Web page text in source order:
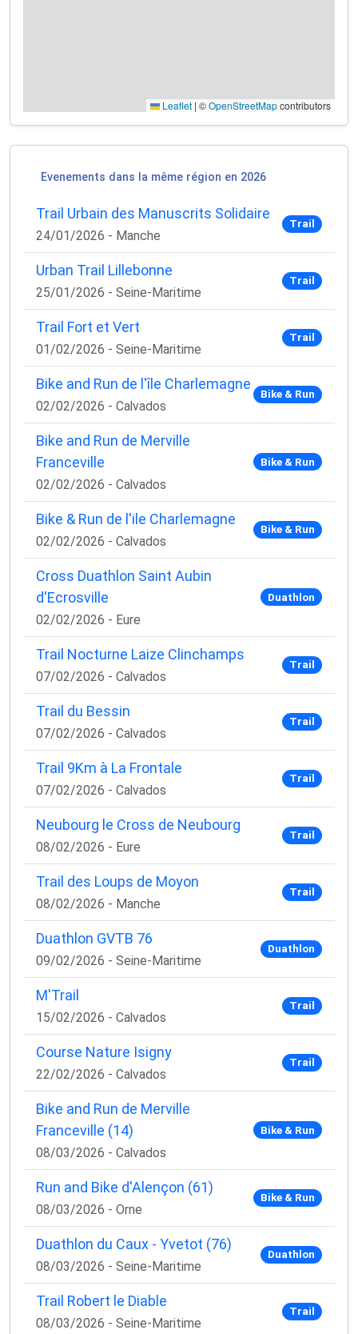
×
🚴‍♂️ Rejoignez la communauté des coureurs
et triathlètes passionnés
recevez chaque mois :
✅ Des conseils d'entraînement exclusifs
✅ Des astuces de pros pour progresser plus vite
✅ Les dernières tendances matos & nutrition
✅ Descodes promo et bons plans partenaires
Email
Aucun spam, vous pouvez vous désinscrire à tout
Leaflet | ©OpenStreetMapcontributors
Evenements dans la même région en 2026
Trail Urbain des Manuscrits Solidaire
24/01/2026 - Manche
Trail
Urban Trail Lillebonne
25/01/2026 - Seine-Maritime
Trail
Trail Fort et Vert
01/02/2026 - Seine-Maritime
Trail
Bike and Run de l'île Charlemagne
02/02/2026 - Calvados
Bike & Run
Bike and Run de Merville
Franceville
02/02/2026 - Calvados
Bike & Run
Bike & Run de l'ile Charlemagne
02/02/2026 - Calvados
Bike & Run
Cross Duathlon Saint Aubin
d'Ecrosville
02/02/2026 - Eure
Duathlon
Trail Nocturne Laize Clinchamps
07/02/2026 - Calvados
Trail
Trail du Bessin
07/02/2026 - Calvados
Trail
Trail 9Km à La Frontale
07/02/2026 - Calvados
Trail
Neubourg le Cross de Neubourg
08/02/2026 - Eure
Trail
Trail des Loups de Moyon
08/02/2026 - Manche
Trail
Duathlon GVTB 76
09/02/2026 - Seine-Maritime
Duathlon
M'Trail
15/02/2026 - Calvados
Trail
Course Nature Isigny
22/02/2026 - Calvados
Trail
Bike and Run de Merville
Franceville (14)
08/03/2026 - Calvados
Bike & Run
Run and Bike d'Alençon (61)
08/03/2026 - Orne
Bike & Run
Duathlon du Caux - Yvetot (76)
08/03/2026 - Seine-Maritime
Duathlon
Trail Robert le Diable
08/03/2026 - Seine-Maritime
Trail